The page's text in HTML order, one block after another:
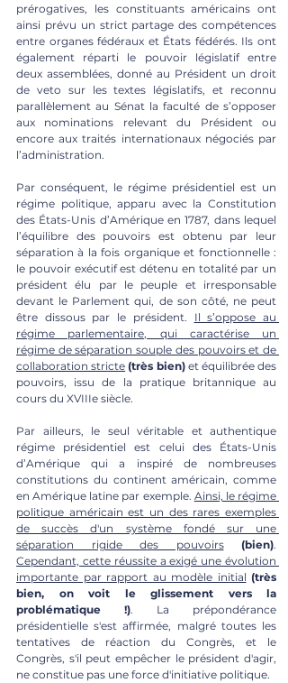
prérogatives, les constituants américains ont
ainsi prévu un strict partage des compétences
entre organes fédéraux et États fédérés. Ils ont
également réparti le pouvoir législatif entre
deux assemblées, donné au Président un droit
de veto sur les textes législatifs, et reconnu
parallèlement au Sénat la faculté de s’opposer
aux nominations relevant du Président ou
encore aux traités internationaux négociés par
l’administration.
Par conséquent, le régime présidentiel est un
régime politique, apparu avec la Constitution
des États-Unis d’Amérique en 1787, dans lequel
l’équilibre des pouvoirs est obtenu par leur
séparation à la fois organique et fonctionnelle :
le pouvoir exécutif est détenu en totalité par un
président élu par le peuple et irresponsable
devant le Parlement qui, de son côté, ne peut
être dissous par le président. Il s’oppose au
régime parlementaire, qui caractérise un
régime de séparation souple des pouvoirs et de
collaboration stricte (très bien) et équilibrée des
pouvoirs, issu de la pratique britannique au
cours du XVIIIe siècle.
Par ailleurs, le seul véritable et authentique
régime présidentiel est celui des États-Unis
d’Amérique qui a inspiré de nombreuses
constitutions du continent américain, comme
en Amérique latine par exemple. Ainsi, le régime
politique américain est un des rares exemples
de succès d'un système fondé sur une
séparation rigide des pouvoirs
(bien)
Cependant, cette réussite a exigé une évolution
importante par rapport au modèle initial (très
bien, on voit le glissement vers la
problématique !). La prépondérance
présidentielle s'est affirmée, malgré toutes les
tentatives de réaction du Congrès, et le
Congrès, s'il peut empêcher le président d'agir,
ne constitue pas une force d'initiative politique.